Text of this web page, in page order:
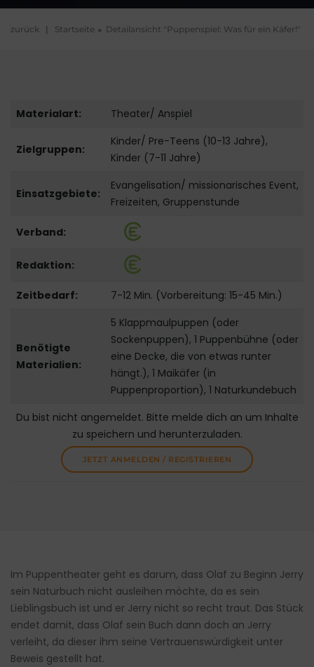
zurück | Startseite Detailansicht "Puppenspiel: Was für ein Käfer!"
Materialart: Theater/ Anspiel
Zielgruppen:
Kinder/ Pre-Teens (10-13 Jahre),
Kinder (7-11 Jahre)
Einsatzgebiete:
Evangelisation/ missionarisches Event,
Freizeiten, Gruppenstunde
Verband:
Redaktion:
Zeitbedarf: 7-12 Min. (Vorbereitung: 15-45 Min.)
Benötigte
Materialien:
5 Klappmaulpuppen (oder
Sockenpuppen), 1 Puppenbühne (oder
eine Decke, die von etwas runter
hängt.), 1 Maikäfer (in
Puppenproportion), 1 Naturkundebuch
Du bist nicht angemeldet. Bitte melde dich an um Inhalte
zu speichern und herunterzuladen.
JETZT ANMELDEN / REGISTRIEREN
Im Puppentheater geht es darum, dass Olaf zu Beginn Jerry
sein Naturbuch nicht ausleihen möchte, da es sein
Lieblingsbuch ist und er Jerry nicht so recht traut. Das Stück
endet damit, dass Olaf sein Buch dann doch an Jerry
verleiht, da dieser ihm seine Vertrauenswürdigkeit unter
Beweis gestellt hat.